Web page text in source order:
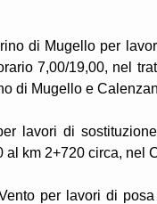
di Mugello per
7,00/19,00, nel
di Mugello e
lavori di
km 2+720 circa, nel
per lavori di